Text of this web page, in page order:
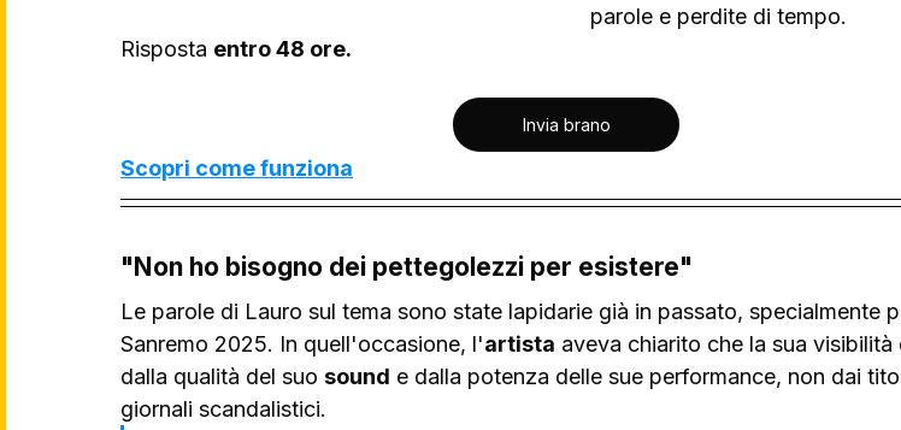
parole e perdite di tempo.
Risposta entro 48 ore.
Invia brano
Scopri come funziona
"Non ho bisogno dei pettegolezzi per esistere"
Le parole di Lauro sul tema sono state lapidarie già in passato, specialmente
Sanremo 2025. In quell'occasione, l'artista aveva chiarito che la sua visibilità
dalla qualità del suo sound e dalla potenza delle sue performance, non dai
giornali scandalistici.